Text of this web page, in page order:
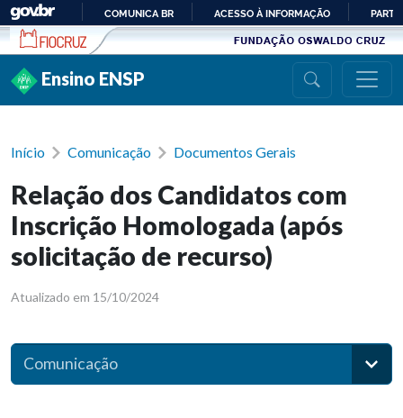
Ir para conteúdo
PARA
COMUNICA BR ACESSO À INFORMAÇÃO
Ensino ENSP
Início Comunicação Documentos Gerais
Relação dos Candidatos com
Inscrição Homologada (após
solicitação de recurso)
Atualizado em 15/10/2024
Comunicação